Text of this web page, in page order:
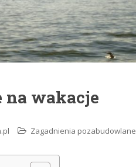
na wakacje
Zagadnienia pozabudowlane